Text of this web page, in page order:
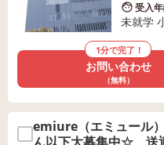
受入
未就学
1分で完了！
お問い合わせ
（無料）
emiure（エミュー